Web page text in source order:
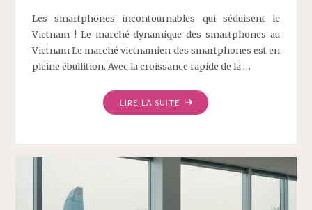
Les smartphones incontournables qui séduisent le
Vietnam ! Le marché dynamique des smartphones au
Vietnam Le marché vietnamien des smartphones est en
pleine ébullition. Avec la croissance rapide de la …
LIRE LA SUITE